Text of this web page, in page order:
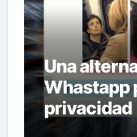
Una
Whastapp
privacidad